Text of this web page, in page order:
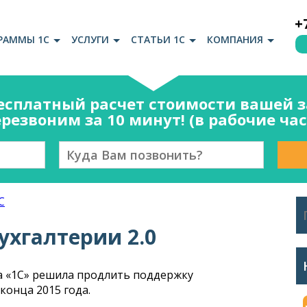
1С УСЛУГИ СТАТЬИ 1С КОМПАНИЯ
расчет стоимости вашей
за 10 минут! (в рабочие
2.0
«1С» решила продлить поддержку
2015 года.